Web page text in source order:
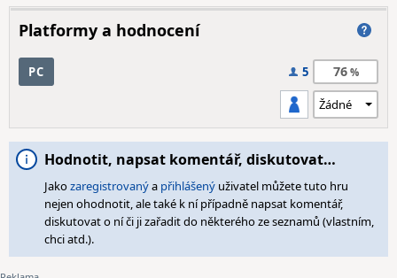
Platformy a hodnocení
PC 5 76
Hodnotit, napsat komentář, diskutovat…
Jakozaregistrovanýa přihlášený uživatel můžete tuto hru
nejen ohodnotit, ale také k ní případně napsat komentář,
diskutovat o ní či ji zařadit do některého ze seznamů (vlastním,
chci atd.).